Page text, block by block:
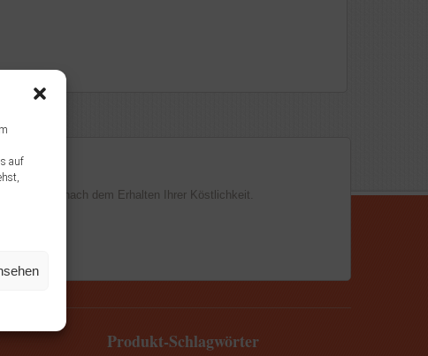
auf
bar nach dem Erhalten Ihrer Köstlichkeit.
Produkt-Schlagwörter